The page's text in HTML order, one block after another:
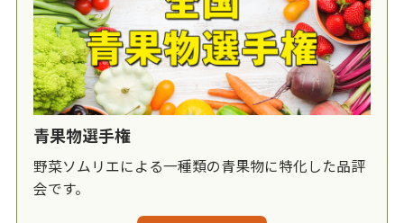
青果物選手権
野菜ソムリエによる一種類の青果物に特化した品評
会です。